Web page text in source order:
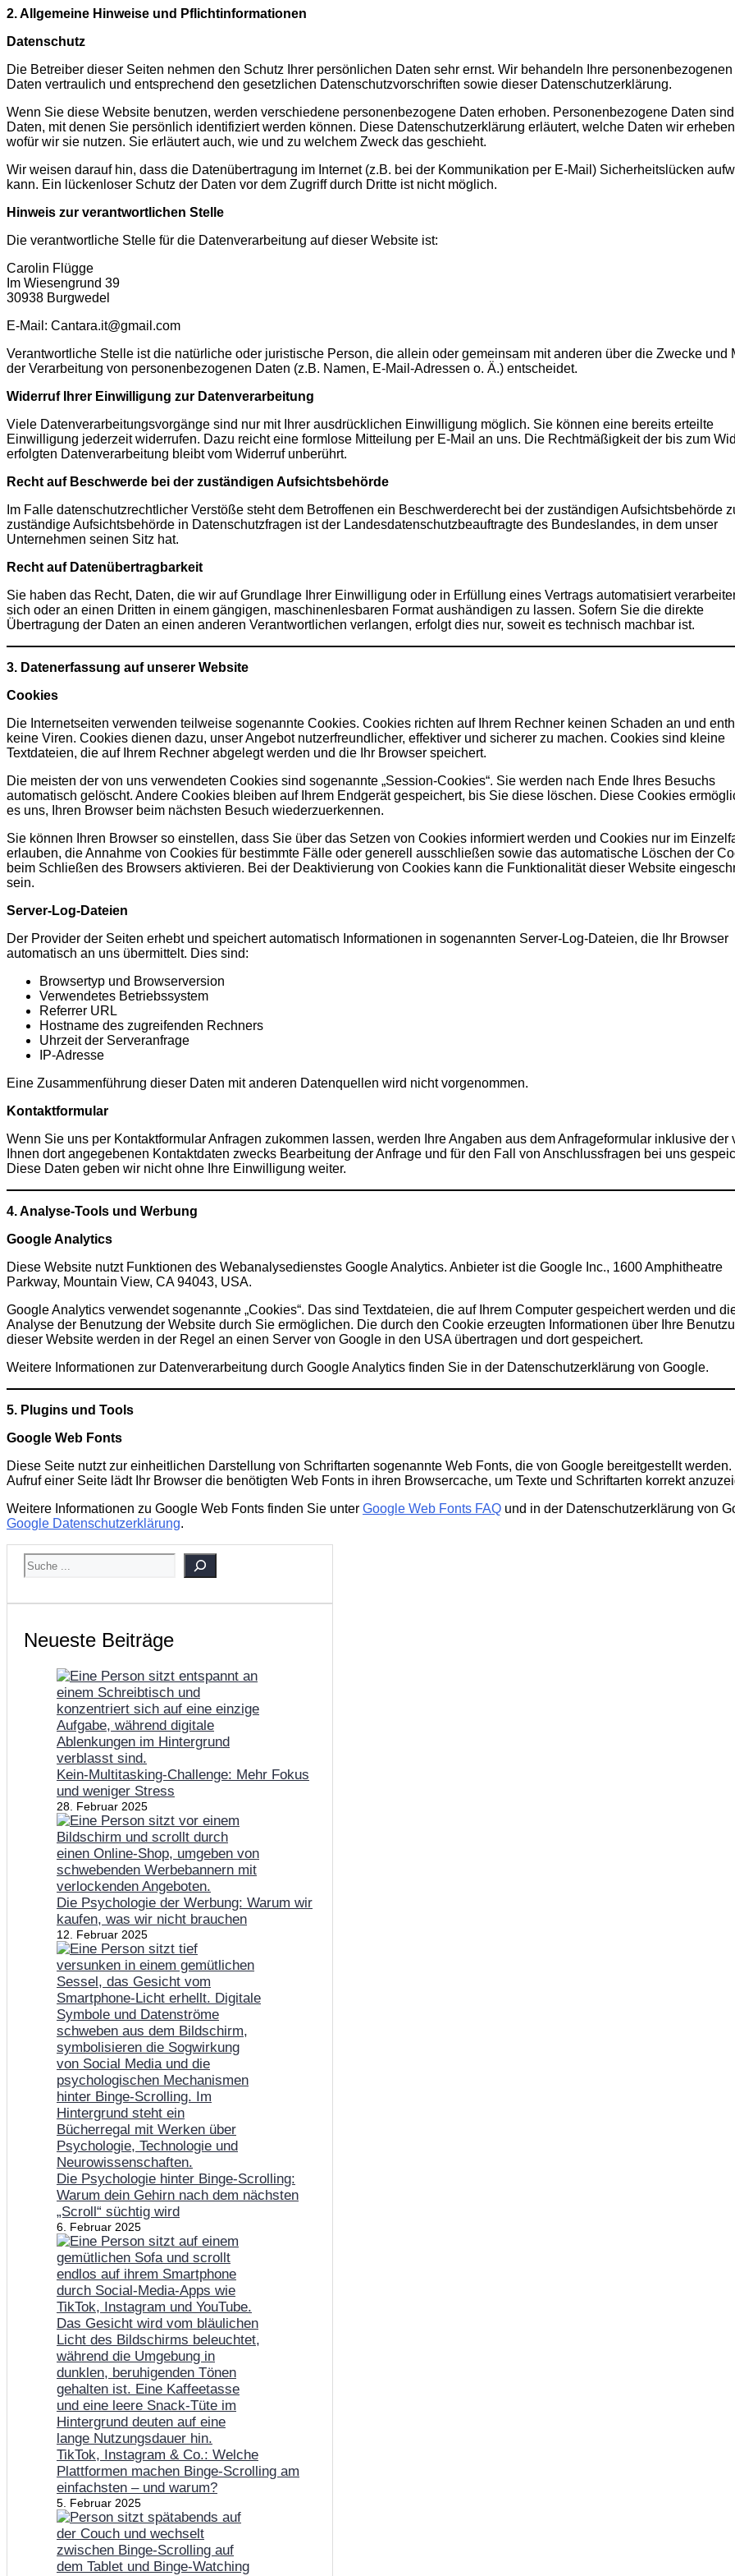
2. Allgemeine Hinweise und Pflichtinformationen
Datenschutz
Die Betreiber dieser Seiten nehmen den Schutz Ihrer persönlichen Daten sehr ernst. Wir behandeln Ihre personenbezogenen
Daten vertraulich und entsprechend den gesetzlichen Datenschutzvorschriften sowie dieser Datenschutzerklärung.
Wenn Sie diese Website benutzen, werden verschiedene personenbezogene Daten erhoben. Personenbezogene Daten sind
Daten, mit denen Sie persönlich identifiziert werden können. Diese Datenschutzerklärung erläutert, welche Daten wir
wofür wir sie nutzen. Sie erläutert auch, wie und zu welchem Zweck das geschieht.
Wir weisen darauf hin, dass die Datenübertragung im Internet (z.B. bei der Kommunikation per E-Mail) Sicherheitslücken
kann. Ein lückenloser Schutz der Daten vor dem Zugriff durch Dritte ist nicht möglich.
Hinweis zur verantwortlichen Stelle
Die verantwortliche Stelle für die Datenverarbeitung auf dieser Website ist:
Carolin Flügge
Im Wiesengrund 39
30938 Burgwedel
E-Mail: Cantara.it@gmail.com
Verantwortliche Stelle ist die natürliche oder juristische Person, die allein oder gemeinsam mit anderen über die Zwecke und
der Verarbeitung von personenbezogenen Daten (z.B. Namen, E-Mail-Adressen o. Ä.) entscheidet.
Widerruf Ihrer Einwilligung zur Datenverarbeitung
Viele Datenverarbeitungsvorgänge sind nur mit Ihrer ausdrücklichen Einwilligung möglich. Sie können eine bereits erteilte
Einwilligung jederzeit widerrufen. Dazu reicht eine formlose Mitteilung per E-Mail an uns. Die Rechtmäßigkeit der bis zum
erfolgten Datenverarbeitung bleibt vom Widerruf unberührt.
Recht auf Beschwerde bei der zuständigen Aufsichtsbehörde
Im Falle datenschutzrechtlicher Verstöße steht dem Betroffenen ein Beschwerderecht bei der zuständigen Aufsichtsbehörde
zuständige Aufsichtsbehörde in Datenschutzfragen ist der Landesdatenschutzbeauftragte des Bundeslandes, in dem unser
Unternehmen seinen Sitz hat.
Recht auf Datenübertragbarkeit
Sie haben das Recht, Daten, die wir auf Grundlage Ihrer Einwilligung oder in Erfüllung eines Vertrags automatisiert
sich oder an einen Dritten in einem gängigen, maschinenlesbaren Format aushändigen zu lassen. Sofern Sie die direkte
Übertragung der Daten an einen anderen Verantwortlichen verlangen, erfolgt dies nur, soweit es technisch machbar ist.
3. Datenerfassung auf unserer Website
Cookies
Die Internetseiten verwenden teilweise sogenannte Cookies. Cookies richten auf Ihrem Rechner keinen Schaden an und
keine Viren. Cookies dienen dazu, unser Angebot nutzerfreundlicher, effektiver und sicherer zu machen. Cookies sind kleine
Textdateien, die auf Ihrem Rechner abgelegt werden und die Ihr Browser speichert.
Die meisten der von uns verwendeten Cookies sind sogenannte „Session-Cookies“. Sie werden nach Ende Ihres Besuchs
automatisch gelöscht. Andere Cookies bleiben auf Ihrem Endgerät gespeichert, bis Sie diese löschen. Diese Cookies
es uns, Ihren Browser beim nächsten Besuch wiederzuerkennen.
Sie können Ihren Browser so einstellen, dass Sie über das Setzen von Cookies informiert werden und Cookies nur im
erlauben, die Annahme von Cookies für bestimmte Fälle oder generell ausschließen sowie das automatische Löschen der
beim Schließen des Browsers aktivieren. Bei der Deaktivierung von Cookies kann die Funktionalität dieser Website
sein.
Server-Log-Dateien
Der Provider der Seiten erhebt und speichert automatisch Informationen in sogenannten Server-Log-Dateien, die Ihr Browser
automatisch an uns übermittelt. Dies sind:
Browsertyp und Browserversion
Verwendetes Betriebssystem
Referrer URL
Hostname des zugreifenden Rechners
Uhrzeit der Serveranfrage
IP-Adresse
Eine Zusammenführung dieser Daten mit anderen Datenquellen wird nicht vorgenommen.
Kontaktformular
Wenn Sie uns per Kontaktformular Anfragen zukommen lassen, werden Ihre Angaben aus dem Anfrageformular inklusive der
Ihnen dort angegebenen Kontaktdaten zwecks Bearbeitung der Anfrage und für den Fall von Anschlussfragen bei uns
Diese Daten geben wir nicht ohne Ihre Einwilligung weiter.
4. Analyse-Tools und Werbung
Google Analytics
Diese Website nutzt Funktionen des Webanalysedienstes Google Analytics. Anbieter ist die Google Inc., 1600 Amphitheatre
Parkway, Mountain View, CA 94043, USA.
Google Analytics verwendet sogenannte „Cookies“. Das sind Textdateien, die auf Ihrem Computer gespeichert werden und
Analyse der Benutzung der Website durch Sie ermöglichen. Die durch den Cookie erzeugten Informationen über Ihre
dieser Website werden in der Regel an einen Server von Google in den USA übertragen und dort gespeichert.
Weitere Informationen zur Datenverarbeitung durch Google Analytics finden Sie in der Datenschutzerklärung von Google.
5. Plugins und Tools
Google Web Fonts
Diese Seite nutzt zur einheitlichen Darstellung von Schriftarten sogenannte Web Fonts, die von Google bereitgestellt werden.
Aufruf einer Seite lädt Ihr Browser die benötigten Web Fonts in ihren Browsercache, um Texte und Schriftarten korrekt
Weitere Informationen zu Google Web Fonts finden Sie unter Google Web Fonts FAQ und in der Datenschutzerklärung von
Google Datenschutzerklärung.
SUCHEN
Neueste Beiträge
Kein-Multitasking-Challenge: Mehr Fokus
und weniger Stress
28. Februar 2025
Die Psychologie der Werbung: Warum wir
kaufen, was wir nicht brauchen
12. Februar 2025
Die Psychologie hinter Binge-Scrolling:
Warum dein Gehirn nach dem nächsten
„Scroll“ süchtig wird
6. Februar 2025
TikTok, Instagram & Co.: Welche
Plattformen machen Binge-Scrolling am
einfachsten – und warum?
5. Februar 2025